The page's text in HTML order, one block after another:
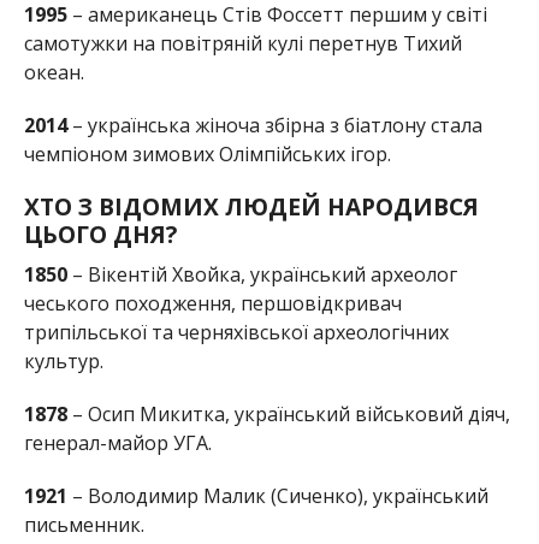
1995– американець Стів Фоссетт першим у світі
самотужки на повітряній кулі перетнув Тихий
океан.
2014– українська жіноча збірна з біатлону стала
чемпіоном зимових Олімпійських ігор.
ХТО З ВІДОМИХ ЛЮДЕЙ НАРОДИВСЯ
ЦЬОГО ДНЯ?
1850– Вікентій Хвойка, український археолог
чеського походження, першовідкривач
трипільської та черняхівської археологічних
культур.
1878– Осип Микитка, український військовий діяч,
генерал-майор УГА.
1921 – Володимир Малик (Сиченко), український
письменник.